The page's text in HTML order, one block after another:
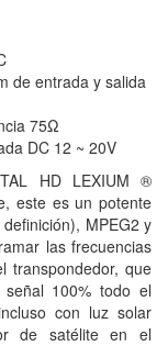
de entrada y salida
75Ω
DC 12 ~ 20V
HD LEXIUM ®
este es un potente
MPEG2 y
las frecuencias
transpondedor, que
100% todo el
con luz solar
de satélite en el